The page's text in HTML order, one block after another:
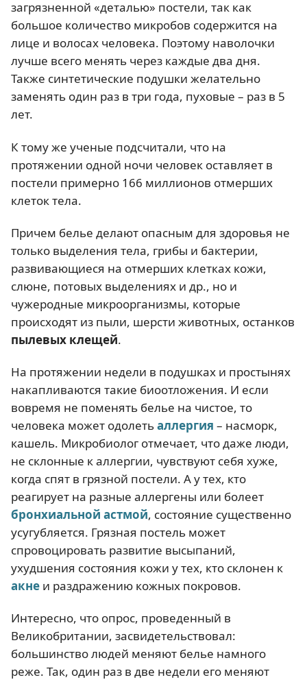
загрязненной «деталью» постели, так как
большое количество микробов содержится на
лице и волосах человека. Поэтому наволочки
лучше всего менять через каждые два дня.
Также синтетические подушки желательно
заменять один раз в три года, пуховые – раз в 5
лет.
К тому же ученые подсчитали, что на
протяжении одной ночи человек оставляет в
постели примерно 166 миллионов отмерших
клеток тела.
Причем белье делают опасным для здоровья не
только выделения тела, грибы и бактерии,
развивающиеся на отмерших клетках кожи,
слюне, потовых выделениях и др., но и
чужеродные микроорганизмы, которые
происходят из пыли, шерсти животных, останков
пылевых клещей.
На протяжении недели в подушках и простынях
накапливаются такие биоотложения. И если
вовремя не поменять белье на чистое, то
человека может одолетьаллергия – насморк,
кашель. Микробиолог отмечает, что даже люди,
не склонные к аллергии, чувствуют себя хуже,
когда спят в грязной постели. А у тех, кто
реагирует на разные аллергены или болеет
бронхиальной астмой, состояние существенно
усугубляется. Грязная постель может
спровоцировать развитие высыпаний,
ухудшения состояния кожи у тех, кто склонен к
акне и раздражению кожных покровов.
Интересно, что опрос, проведенный в
Великобритании, засвидетельствовал:
большинство людей меняют белье намного
реже. Так, один раз в две недели его меняют